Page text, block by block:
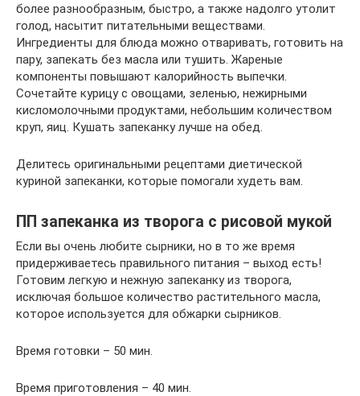
более разнообразным, быстро, а также надолго утолит
голод, насытит питательными веществами.
Ингредиенты для блюда можно отваривать, готовить на
пару, запекать без масла или тушить. Жареные
компоненты повышают калорийность выпечки.
Сочетайте курицу с овощами, зеленью, нежирными
кисломолочными продуктами, небольшим количеством
круп, яиц. Кушать запеканку лучше на обед.
Делитесь оригинальными рецептами диетической
куриной запеканки, которые помогали худеть вам.
ПП запеканка из творога с рисовой мукой
Если вы очень любите сырники, но в то же время
придерживаетесь правильного питания – выход есть!
Готовим легкую и нежную запеканку из творога,
исключая большое количество растительного масла,
которое используется для обжарки сырников.
Время готовки – 50 мин.
Время приготовления – 40 мин.